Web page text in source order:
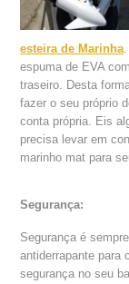
esteira de Marinha
espuma de EVA
traseiro. Desta
fazer o seu próprio
conta própria. Eis
precisa levar em
marinho mat para
Segurança:
Segurança é
antiderrapante para
segurança no seu